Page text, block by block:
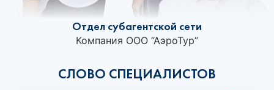
СЛОВО СПЕЦИАЛИСТОВ
Отдел субагентской сети
Компания ООО “АэроТур”